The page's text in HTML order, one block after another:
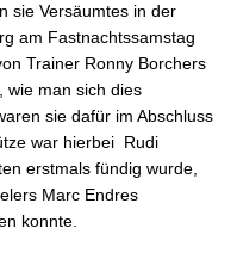
sie Versäumtes in der
am Fastnachtssamstag
Trainer Ronny Borchers
wie man sich dies
sie dafür im Abschluss
war hierbei Rudi
erstmals fündig wurde,
Marc Endres
konnte.